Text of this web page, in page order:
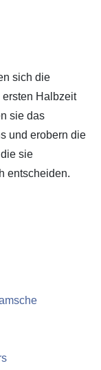
sich die
Halbzeit
sie das
und erobern die
sie
entscheiden.